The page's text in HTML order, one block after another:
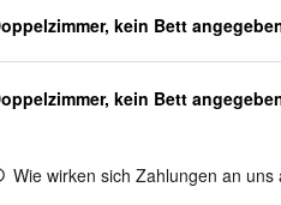
kein Bett
kein Bett
Wie wirken sich Zahlungen an